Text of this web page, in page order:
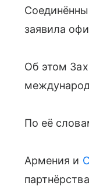
заявила
Об этом
По её
Армения и